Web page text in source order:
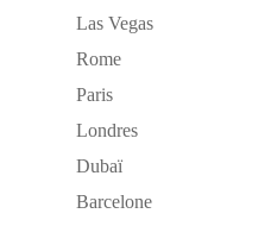
Las Vegas
Rome
Paris
Londres
Dubaï
Barcelone